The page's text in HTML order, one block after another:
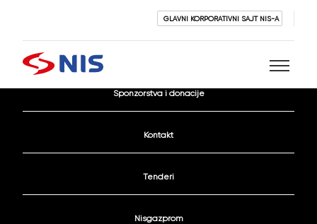
GLAVNI KORPORATIVNI SAJT NIS-A
Sponzorstva i donacije
Kontakt
Tenderi
Nisgazprom